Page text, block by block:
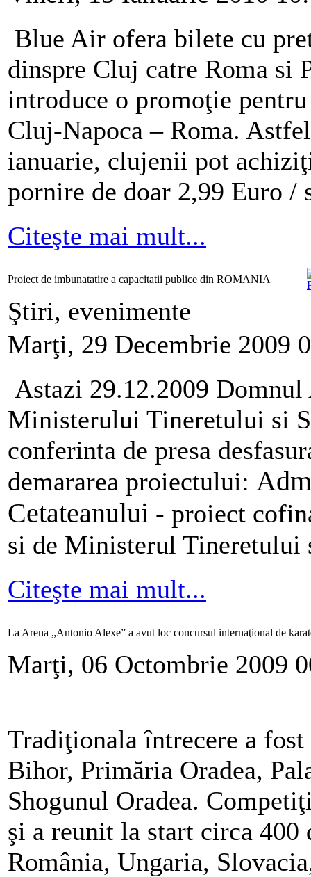
Blue Air ofera bilete cu
dinspre Cluj catre Roma si
introduce o promoţie
Cluj-Napoca – Roma.
ianuarie, clujenii pot
pornire de doar 2,99 Euro /
Citeşte mai mult...
Proiect de imbunatatire a capacitatii publice din ROMANIA
Ştiri, evenimente
Marţi, 29 Decembrie 2009
Astazi 29.12.2009
Ministerului Tineretului si
conferinta de presa
demararea proiectului:
Cetateanului - proiect
si de Ministerul Tineretului
Citeşte mai mult...
La Arena „Antonio Alexe” a avut loc concursul internaţional de
Marţi, 06 Octombrie 2009
Tradiţionala întrecere a fost
Bihor, Primăria Oradea,
Shogunul Oradea.
şi a reunit la start circa
România, Ungaria,